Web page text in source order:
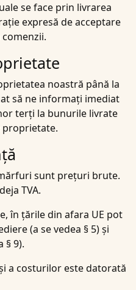
se face prin livrarea
expresă de acceptare
noastră până la
să ne informați imediat
terți la bunurile livrate
proprietate.
sunt prețuri brute.
TVA.
în țările din afara UE pot
(a se vedea § 5) și
§ 9).
a costurilor este datorată